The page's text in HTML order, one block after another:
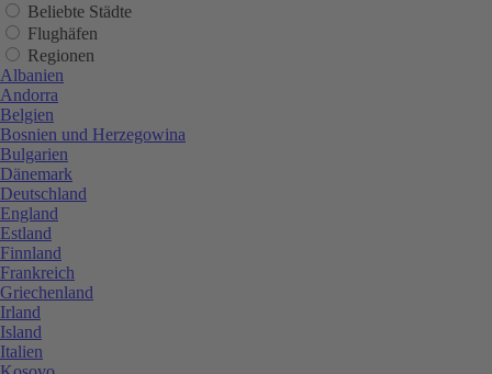
Beliebte Städte
Flughäfen
Regionen
Albanien
Andorra
Belgien
Bosnien und Herzegowina
Bulgarien
Dänemark
Deutschland
England
Estland
Finnland
Frankreich
Griechenland
Irland
Island
Italien